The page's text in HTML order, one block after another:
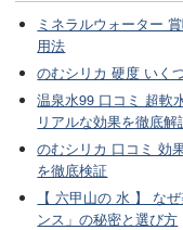
ミネラルウォーター
用法
のむシリカ 硬度 いく
温泉水99 口コミ 超軟
リアルな効果を徹底解
のむシリカ 口コミ 効
を徹底検証
【 六甲山の 水 】 な
ンス」の秘密と選び方